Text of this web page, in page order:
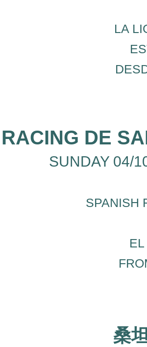
LA
RACING DE
SUNDAY 04/
SPANISH
桑